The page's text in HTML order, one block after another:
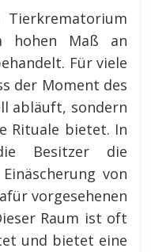
Tierkrematorium
hohen Maß an
Für viele
der Moment des
abläuft, sondern
Rituale bietet. In
Besitzer die
von
vorgesehenen
Raum ist oft
und bietet eine